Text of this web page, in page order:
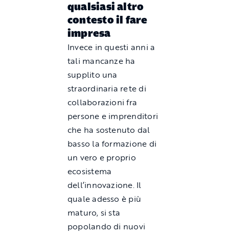
qualsiasi altro
contesto il fare
impresa
Invece in questi anni a
tali mancanze ha
supplito una
straordinaria rete di
collaborazioni fra
persone e imprenditori
che ha sostenuto dal
basso la formazione di
un vero e proprio
ecosistema
dell’innovazione. Il
quale adesso è più
maturo, si sta
popolando di nuovi